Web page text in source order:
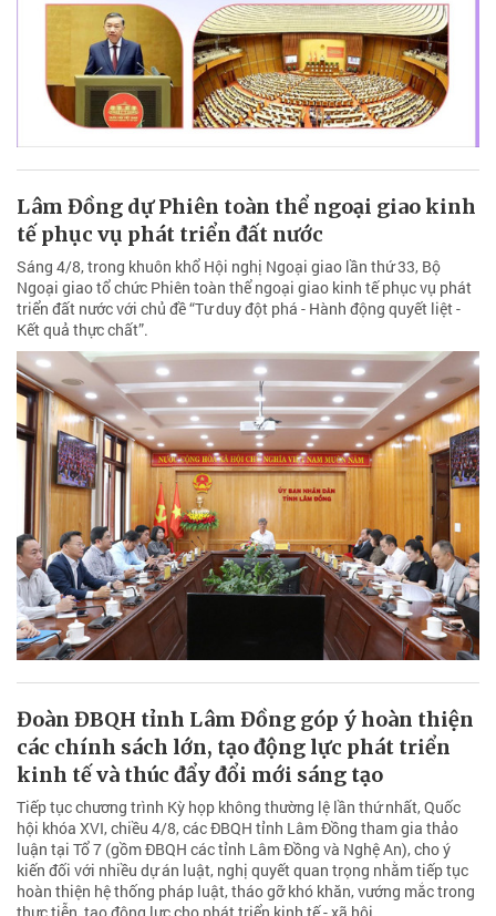
Lâm Đồng dự Phiên toàn thể ngoại giao kinh
tế phục vụ phát triển đất nước
Sáng 4/8, trong khuôn khổ Hội nghị Ngoại giao lần thứ 33, Bộ
Ngoại giao tổ chức Phiên toàn thể ngoại giao kinh tế phục vụ phát
triển đất nước với chủ đề “Tư duy đột phá - Hành động quyết liệt -
Kết quả thực chất”.
Đoàn ĐBQH tỉnh Lâm Đồng góp ý hoàn thiện
các chính sách lớn, tạo động lực phát triển
kinh tế và thúc đẩy đổi mới sáng tạo
Tiếp tục chương trình Kỳ họp không thường lệ lần thứ nhất, Quốc
hội khóa XVI, chiều 4/8, các ĐBQH tỉnh Lâm Đồng tham gia thảo
luận tại Tổ 7 (gồm ĐBQH các tỉnh Lâm Đồng và Nghệ An), cho ý
kiến đối với nhiều dự án luật, nghị quyết quan trọng nhằm tiếp tục
hoàn thiện hệ thống pháp luật, tháo gỡ khó khăn, vướng mắc trong